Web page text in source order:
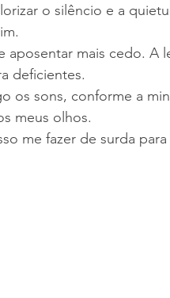
o silêncio e a
aposentar mais cedo.
deficientes.
os sons, conforme a
meus olhos.
me fazer de surda